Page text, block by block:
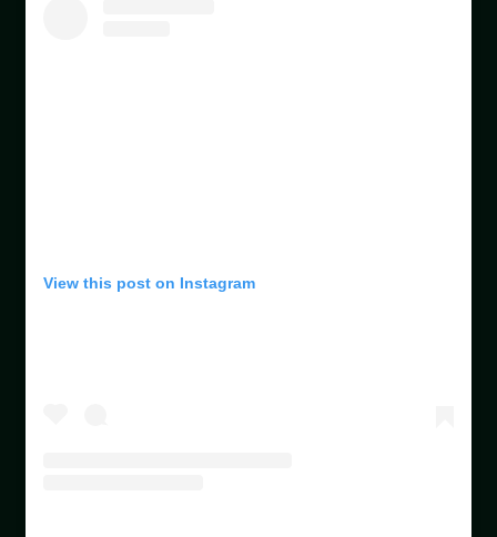
View this post on Instagram